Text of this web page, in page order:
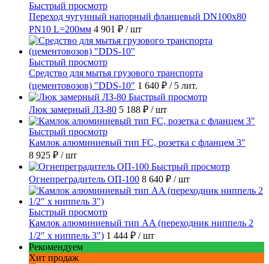
Быстрый просмотр
Переход чугунный напорный фланцевый DN100х80
PN10 L=200мм 4 901 ₽ / шт
Быстрый просмотр
Средство для мытья грузового транспорта
(цементовозов) "DDS-10" 1 640 ₽ / 5 лит.
Быстрый просмотр
Люк замерный ЛЗ-80 5 188 ₽ / шт
Быстрый просмотр
Камлок алюминиевый тип FC, розетка с фланцем 3"
8 925 ₽ / шт
Быстрый просмотр
Огнепреградитель ОП-100 8 640 ₽ / шт
Быстрый просмотр
Камлок алюминиевый тип AA (переходник ниппель 2
1/2" х ниппель 3") 1 444 ₽ / шт
Рекомендуем
Хит продаж